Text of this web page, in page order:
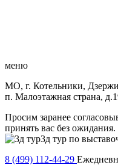
меню
МО, г. Котельники,
п. Малоэтажная страна,
Просим заранее
принять вас без ожидания.
3д тур по
8 (499) 112-44-29